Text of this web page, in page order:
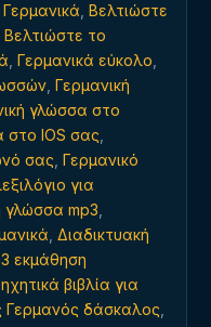
Βελτιώστε
Βελτιώστε το
Γερμανικά εύκολο
Γερμανική
γλώσσα στο
στο IOS σας
σας Γερμανικό
για
γλώσσα mp3
Διαδικτυακή
εκμάθηση
βιβλία για
Γερμανός δάσκαλος